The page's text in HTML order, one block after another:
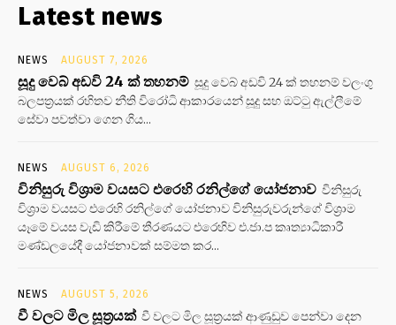
Latest news
NEWS AUGUST 7, 2026
සූදු වෙබ් අඩවි 24 ක් තහනම් සූදු වෙබ් අඩවි 24 ක් තහනම් වලංගු
බලපත්‍රයක් රහිතව නීති විරෝධි ආකාරයෙන් සූදු සහ ඔට්ටු ඇල්ලීමේ
සේවා පවත්වා ගෙන ගිය...
NEWS AUGUST 6, 2026
විනිසුරු විශ්‍රාම වයසට එරෙහි රනිල්ගේ යෝජනාව විනිසුරු
විශ්‍රාම වයසට එරෙහි රනිල්ගේ යෝජනාව විනිසුරුවරුන්ගේ විශ්‍රාම
යෑමේ වයස වැඩි කිරීමේ තීරණයට එරෙහිව එ.ජා.ප කෘත්‍යාධිකාරී
මණ්ඩලයේදී යෝජනාවක් සම්මත කර...
NEWS AUGUST 5, 2026
වී වලට මිල සූත්‍රයක් වී වලට මිල සූත්‍රයක් ආණුඩුව පෙන්වා දෙන